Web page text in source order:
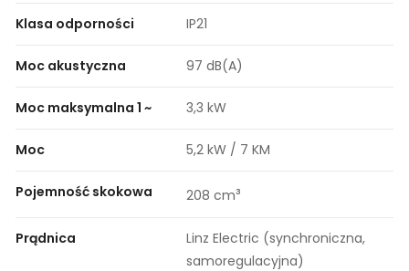
Klasa odporności IP21
Moc akustyczna 97 dB(A)
Moc maksymalna 1 ~ 3,3 kW
Moc 5,2 kW / 7 KM
Pojemność skokowa 208 cm³
Prądnica
Linz Electric (synchroniczna,
samoregulacyjna)